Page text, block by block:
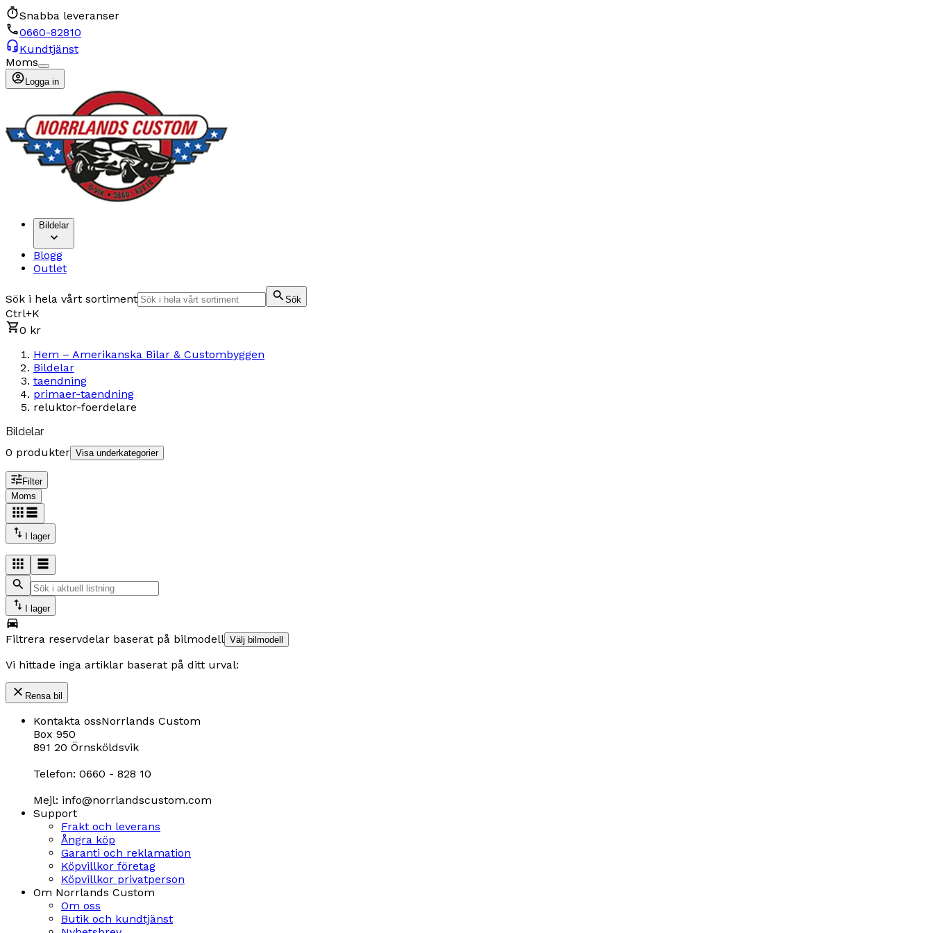
Snabba leveranser
0660-82810
Kundtjänst
Moms
Logga in
Bildelar
Blogg
Outlet
Sök i hela vårt sortiment Sök
Ctrl+K
0 kr
Hem – Amerikanska Bilar & Custombyggen
Bildelar
taendning
primaer-taendning
reluktor-foerdelare
Bildelar
0 produkter Visa underkategorier
Filter
Moms
I lager
I lager
Filtrera reservdelar baserat på bilmodell Välj bilmodell
Vi hittade inga artiklar baserat på ditt urval:
Rensa bil
Kontakta ossNorrlands Custom
Box 950
891 20 Örnsköldsvik
Telefon: 0660 - 828 10
Mejl: info@norrlandscustom.com
Support
Frakt och leverans
Ångra köp
Garanti och reklamation
Köpvillkor företag
Köpvillkor privatperson
Om Norrlands Custom
Om oss
Butik och kundtjänst